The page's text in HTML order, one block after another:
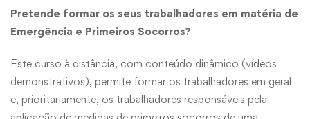
Pretende formar os seus trabalhadores em matéria de
Emergência e Primeiros Socorros?
Este curso à distância, com conteúdo dinâmico (vídeos
demonstrativos), permite formar os trabalhadores em geral
e, prioritariamente, os trabalhadores responsáveis pela